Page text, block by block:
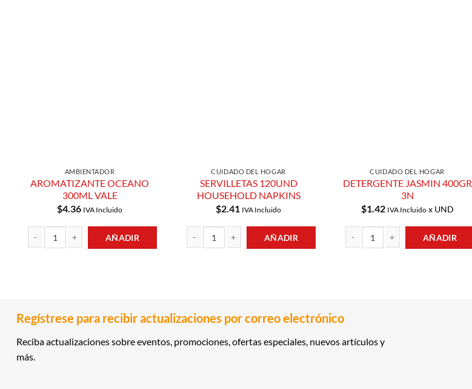
AMBIENTADOR
AROMATIZANTE OCEANO
300ML VALE
$4.36 IVA Incluido
AÑADIR
CUIDADO DEL HOGAR
SERVILLETAS 120UND
HOUSEHOLD NAPKINS
$2.41 IVA Incluido
AÑADIR
CUIDADO DEL HOGAR
DETERGENTE JASMIN 400GR
3N
$1.42 IVA Incluidox UND
AÑADIR
Regístrese para recibir actualizaciones por correo electrónico
Reciba actualizaciones sobre eventos, promociones, ofertas especiales, nuevos artículos y
más.